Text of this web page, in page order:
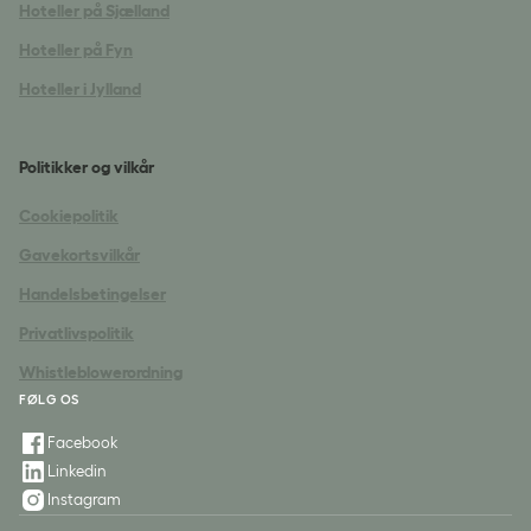
Hoteller på Sjælland
Hoteller på Fyn
Hoteller i Jylland
Politikker og vilkår
Cookiepolitik
Gavekortsvilkår
Handelsbetingelser
Privatlivspolitik
Whistleblowerordning
FØLG OS
Facebook
Linkedin
Instagram